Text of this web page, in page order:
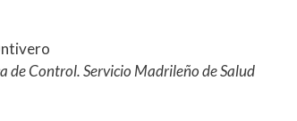
de Control. Servicio Madrileño de Salud